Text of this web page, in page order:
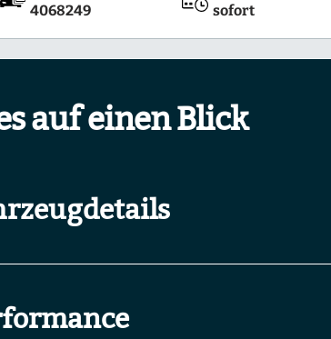
4068249 sofort
auf einen Blick